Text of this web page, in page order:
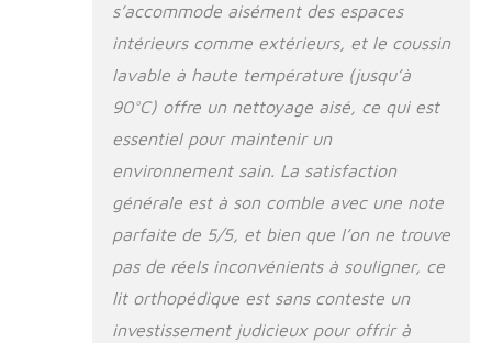
la finition de qualité
supérieure, au tissu
robuste et aux
coutures solides,
ces paniers pour
chien sont une
contribution aux
produits durables en
raison de leur
durabilité De qualité
supérieure et naturel
- Le tissu résistant
s’accommode aisément des espaces
intérieurs comme extérieurs, et le coussin
lavable à haute température (jusqu’à
90°C) offre un nettoyage aisé, ce qui est
essentiel pour maintenir un
environnement sain. La satisfaction
générale est à son comble avec une note
parfaite de 5/5, et bien que l’on ne trouve
pas de réels inconvénients à souligner, ce
lit orthopédique est sans conteste un
investissement judicieux pour offrir à